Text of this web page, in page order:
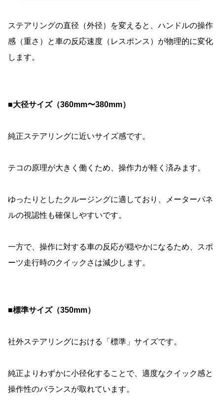
ステアリングの直径（外径）を変えると、ハンドルの操作
感（重さ）と車の反応速度（レスポンス）が物理的に変化
します。
■大径サイズ（360mm〜380mm）
純正ステアリングに近いサイズ感です。
テコの原理が大きく働くため、操作力が軽く済みます。
ゆったりとしたクルージングに適しており、メーターパネ
ルの視認性も確保しやすいです。
一方で、操作に対する車の反応が穏やかになるため、スポ
ーツ走行時のクイックさは減少します。
■標準サイズ（350mm）
社外ステアリングにおける「標準」サイズです。
純正よりわずかに小径化することで、適度なクイック感と
操作性のバランスが取れています。